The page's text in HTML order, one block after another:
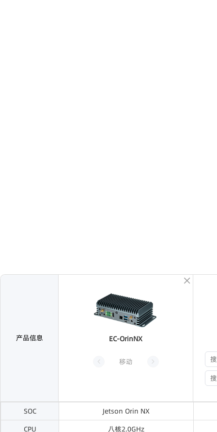
产品信息 EC-OrinNX
移动
SOC
Jetson Orin NX
CPU
八核2.0GHz